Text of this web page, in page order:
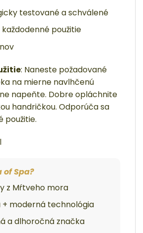
testované a schválené
použitie
: Naneste požadované
na mierne navlhčenú
napeňte. Dobre opláchnite
handričkou. Odporúča sa
použitie.
of Spa?
z Mŕtveho mora
moderná technológia
a dlhoročná značka